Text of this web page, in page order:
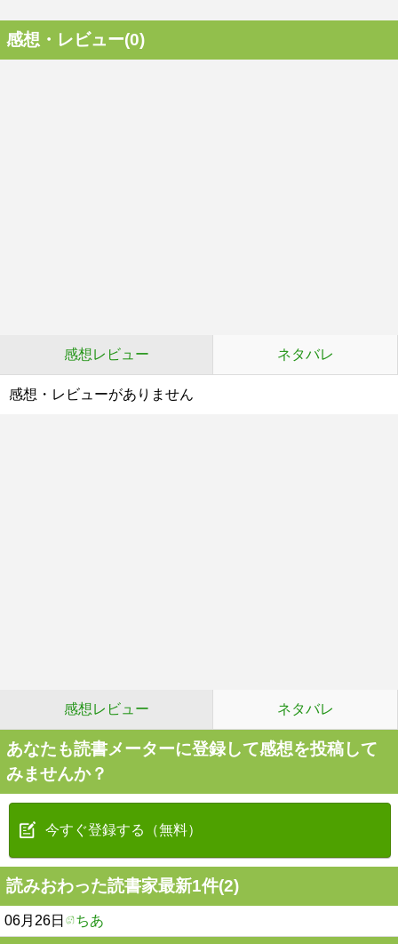
感想・レビュー(0)
感想レビュー ネタバレ
感想・レビューがありません
感想レビュー ネタバレ
あなたも読書メーターに登録して感想を投稿して
みませんか？
今すぐ登録する（無料）
読みおわった読書家最新1件(2)
06月26日 ちあ